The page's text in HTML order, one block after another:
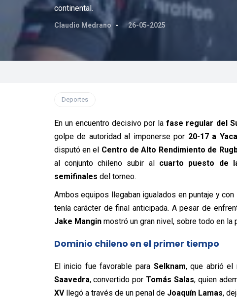
continental.
Claudio Medrano 26-05-2025
Deportes
En un encuentro decisivo por lafase regular del
golpe de autoridad al imponerse por 20-17 a
disputó en el Centro de Alto Rendimiento de
al conjunto chileno subir al cuarto puesto de
semifinales del torneo.
Ambos equipos llegaban igualados en puntaje y
tenía carácter de final anticipada. A pesar de
Jake Manginmostró un gran nivel, sobre todo en la
Dominio chileno en el primer tiempo
El inicio fue favorable para Selknam, que abrió el
Saavedra, convertido porTomás Salas, quien
XVllegó a través de un penal de Joaquín Lamas,